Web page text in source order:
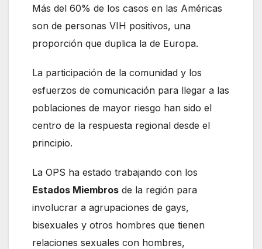
Más del 60% de los casos en las Américas
son de personas VIH positivos, una
proporción que duplica la de Europa.
La participación de la comunidad y los
esfuerzos de comunicación para llegar a las
poblaciones de mayor riesgo han sido el
centro de la respuesta regional desde el
principio.
La OPS ha estado trabajando con los
Estados Miembros de la región para
involucrar a agrupaciones de gays,
bisexuales y otros hombres que tienen
relaciones sexuales con hombres,